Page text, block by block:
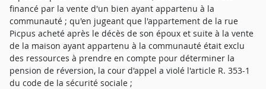
financé par la vente d'un bien ayant appartenu à la
communauté ; qu'en jugeant que l'appartement de la rue
Picpus acheté après le décès de son époux et suite à la vente
de la maison ayant appartenu à la communauté était exclu
des ressources à prendre en compte pour déterminer la
pension de réversion, la cour d'appel a violé l'article R. 353-1
du code de la sécurité sociale ;